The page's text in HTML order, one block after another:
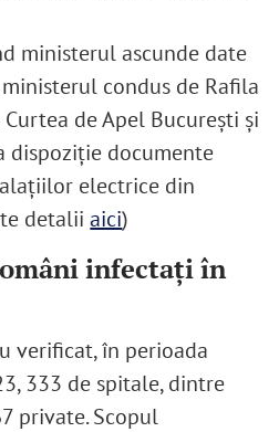
ministerul ascunde date
condus de Rafila
de Apel București și
dispoziție documente
electrice din
detaliiaici)
infectați în
verificat, în perioada
333 de spitale, dintre
private. Scopul